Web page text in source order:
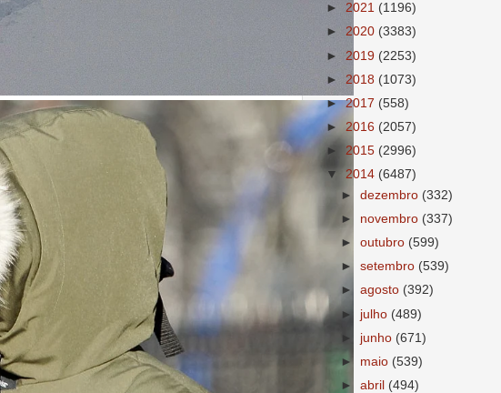
► 2021 (1196)
► 2020 (3383)
► 2019 (2253)
► 2018 (1073)
►2017 (558)
► 2016 (2057)
► 2015 (2996)
▼ 2014 (6487)
►dezembro (332)
► novembro (337)
►outubro (599)
►setembro (539)
►agosto (392)
► julho (489)
► junho (671)
► maio (539)
►abril (494)